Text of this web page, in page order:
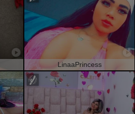
LinaaPrincess